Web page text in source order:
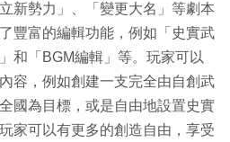
新勢力」、「變更大名」等劇本
豐富的編輯功能，例如「史實武
和「BGM編輯」等。玩家可以
容，例如創建一支完全由自創武
國為目標，或是自由地設置史實
家可以有更多的創造自由，享受